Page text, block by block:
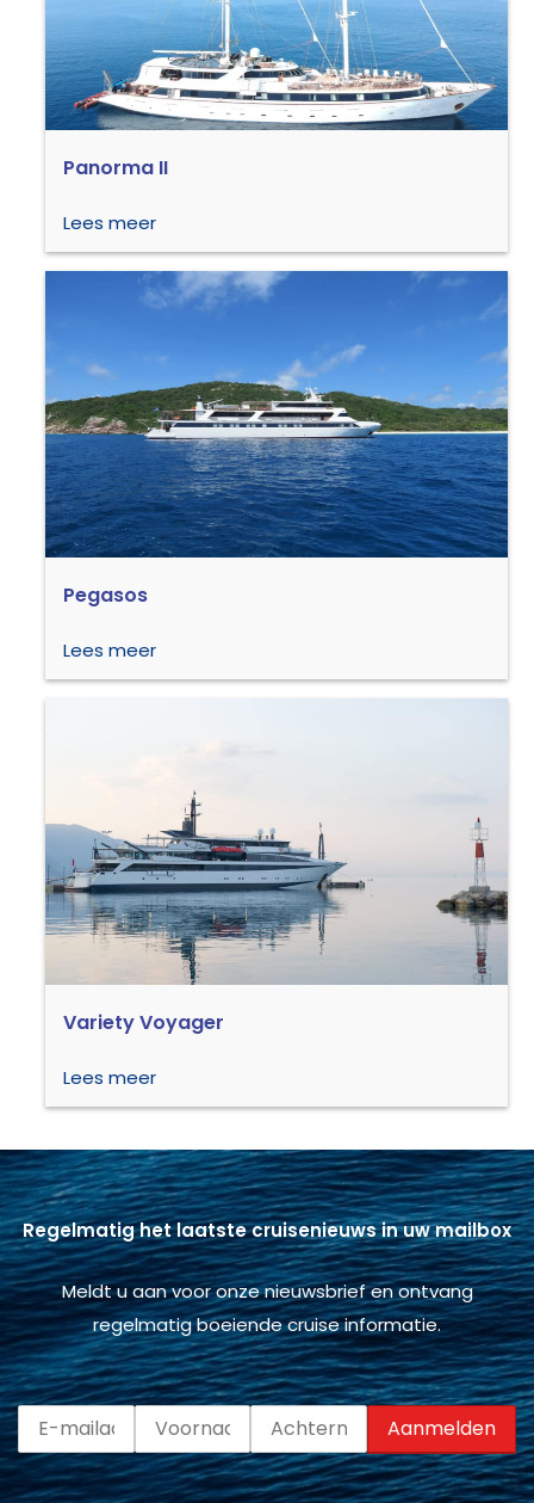
Panorma II
Lees meer
Pegasos
Lees meer
Variety Voyager
Lees meer
Regelmatig het laatste cruisenieuws in uw mailbox
Meldt u aan voor onze nieuwsbrief en ontvang
regelmatig boeiende cruise informatie.